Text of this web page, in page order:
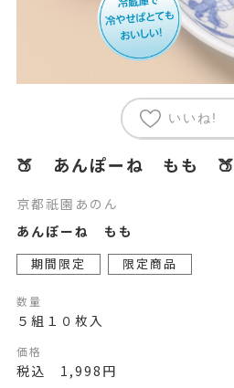
いいね!
🍑 あんぽーね もも 🍑
京都祇園あのん
あんぽーね もも
期間限定 限定商品
数量
５組１０枚入
価格
税込 1,998円